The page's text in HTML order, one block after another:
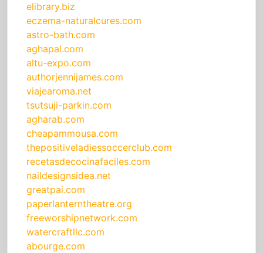
elibrary.biz
eczema-naturalcures.com
astro-bath.com
aghapal.com
altu-expo.com
authorjennijames.com
viajearoma.net
tsutsuji-parkin.com
agharab.com
cheapammousa.com
thepositiveladiessoccerclub.com
recetasdecocinafaciles.com
naildesignsidea.net
greatpai.com
paperlanterntheatre.org
freeworshipnetwork.com
watercraftllc.com
abourge.com